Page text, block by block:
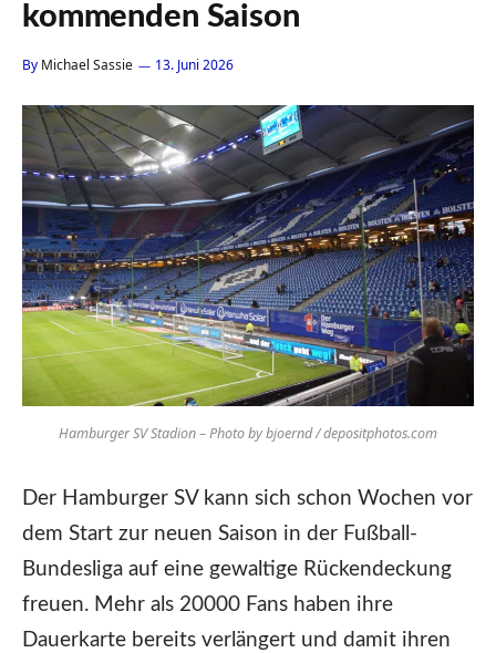
kommenden Saison
By Michael Sassie 13. Juni 2026
Hamburger SV Stadion – Photo by bjoernd / depositphotos.com
Der Hamburger SV kann sich schon Wochen vor
dem Start zur neuen Saison in der Fußball-
Bundesliga auf eine gewaltige Rückendeckung
freuen. Mehr als 20000 Fans haben ihre
Dauerkarte bereits verlängert und damit ihren